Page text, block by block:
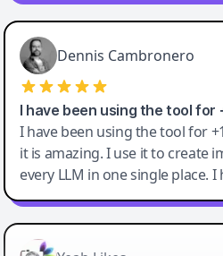
Dennis Cambronero
I have been using the tool for
I have been using the tool for
it is amazing. I use it to create
every LLM in one single place.